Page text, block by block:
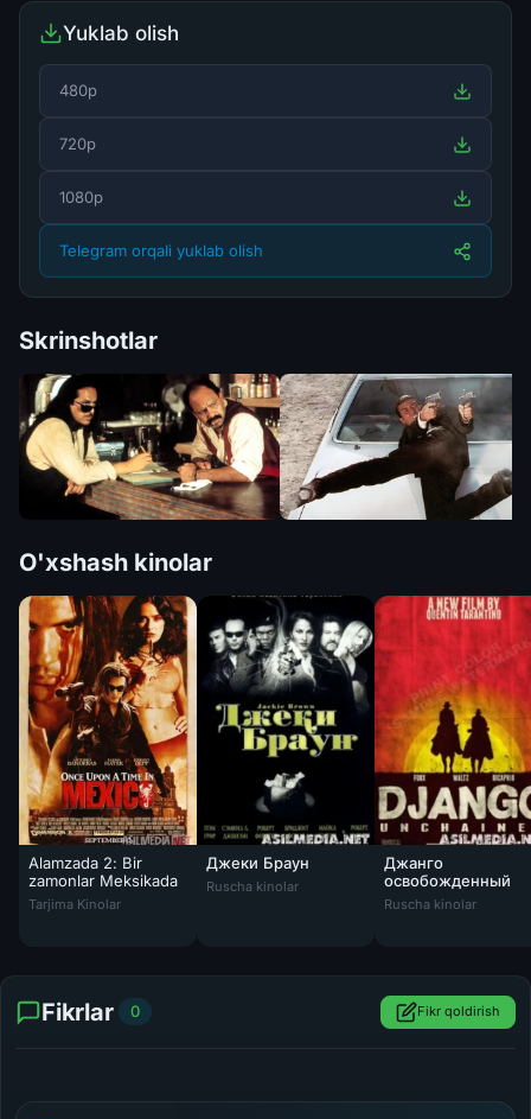
Yuklab olish
480p
720p
1080p
Telegram orqali yuklab olish
Skrinshotlar
O'xshash kinolar
Alamzada 2: Bir
zamonlar Meksikada
Alamzada 2: Bir zamonlar Meksikada Uzbek tilida 2003 O'zbekcha
Tarjima Kinolar
Джеки Браун
Ruscha kinolar
Джанго
освобожденный
Ruscha kinolar
Fikrlar 0 Fikr qoldirish